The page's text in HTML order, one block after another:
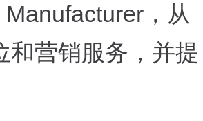
，从
和营销服务，并提